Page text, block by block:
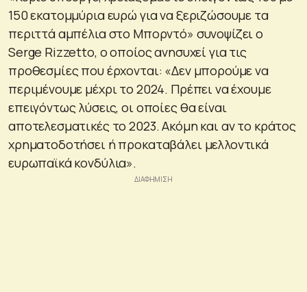
150 εκατομμύρια ευρώ για να ξεριζώσουμε τα
περιττά αμπέλια στο Μπορντό» συνοψίζει ο
Serge Rizzetto, ο οποίος ανησυχεί για τις
προθεσμίες που έρχονται: «Δεν μπορούμε να
περιμένουμε μέχρι το 2024. Πρέπει να έχουμε
επειγόντως λύσεις, οι οποίες θα είναι
αποτελεσματικές το 2023. Ακόμη και αν το κράτος
χρηματοδοτήσει ή προκαταβάλει μελλοντικά
ευρωπαϊκά κονδύλια».